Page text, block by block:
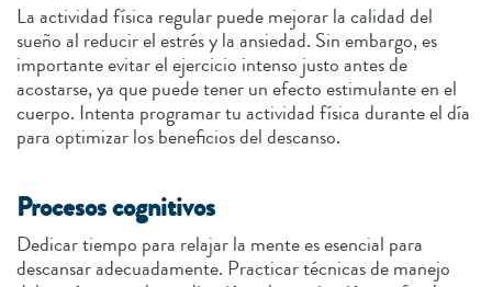
La actividad física regular puede mejorar la calidad del
sueño al reducir el estrés y la ansiedad. Sin embargo, es
importante evitar el ejercicio intenso justo antes de
acostarse, ya que puede tener un efecto estimulante en el
cuerpo. Intenta programar tu actividad física durante el día
para optimizar los beneficios del descanso.
Procesos cognitivos
Dedicar tiempo para relajar la mente es esencial para
descansar adecuadamente. Practicar técnicas de manejo